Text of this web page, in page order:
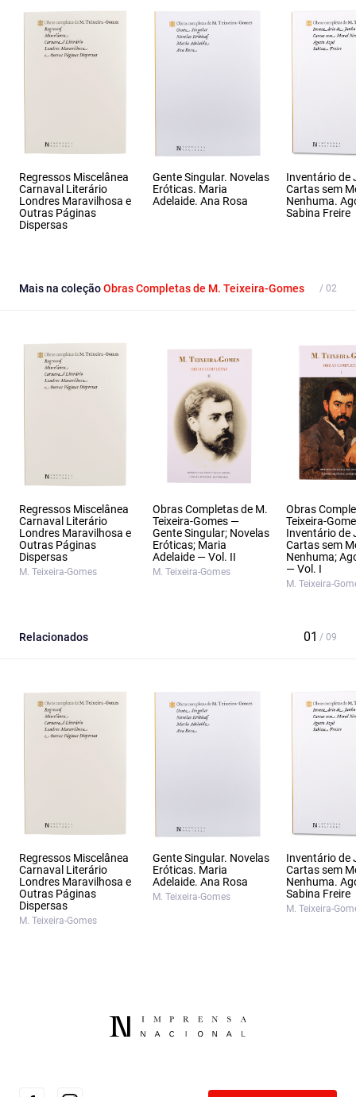
Regressos Miscelânea
Carnaval Literário
Londres Maravilhosa e
Outras Páginas
Dispersas
Gente Singular. Novelas
Eróticas. Maria
Adelaide. Ana Rosa
Inventário de
Cartas sem
Nenhuma.
Sabina Freire
Mais na coleçãoObras Completas de M. Teixeira-Gomes
Regressos Miscelânea
Carnaval Literário
Londres Maravilhosa e
Outras Páginas
Dispersas
M. Teixeira-Gomes
Obras Completas de M.
Teixeira-Gomes —
Gente Singular; Novelas
Eróticas; Maria
Adelaide — Vol. II
M. Teixeira-Gomes
Obras
Teixeira-
Inventário de
Cartas sem
Nenhuma;
— Vol. I
M. Teixeira-
Relacionados
Regressos Miscelânea
Carnaval Literário
Londres Maravilhosa e
Outras Páginas
Dispersas
M. Teixeira-Gomes
Gente Singular. Novelas
Eróticas. Maria
Adelaide. Ana Rosa
M. Teixeira-Gomes
Inventário de
Cartas sem
Nenhuma.
Sabina Freire
M. Teixeira-